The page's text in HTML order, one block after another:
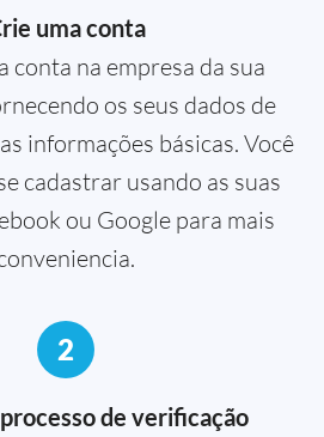
uma conta
conta na empresa da sua
os seus dados de
informações básicas. Você
cadastrar usando as suas
ou Google para mais
2
de verificação